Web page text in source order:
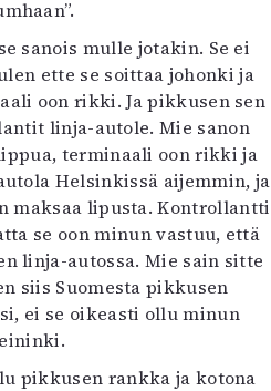
sanois mulle jotakin. Se ei
ette se soittaa johonki ja
oon rikki. Ja pikkusen sen
linja-autole. Mie sanon
terminaali oon rikki ja
Helsinkissä aijemmin, ja
maksaa lipusta. Kontrollantti
se oon minun vastuu, että
linja-autossa. Mie sain sitte
siis Suomesta pikkusen
ei se oikeasti ollu minun
pikkusen rankka ja kotona